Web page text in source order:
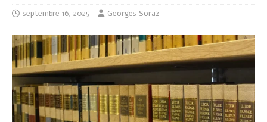
septembre 16, 2025 Georges Soraz